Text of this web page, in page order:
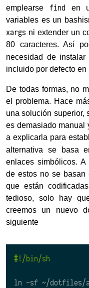
emplearse find en
variables es un
xargs ni extender un
80 caracteres. Así
necesidad de instalar
incluido por defecto
De todas formas, no
el problema. Hace
una solución superior,
es demasiado manual
a explicarla para
alternativa se basa
enlaces simbólicos.
de estos no se
que están
tedioso, solo hay
creemos un nuevo
siguiente
ln -sf ~/dotfiles/